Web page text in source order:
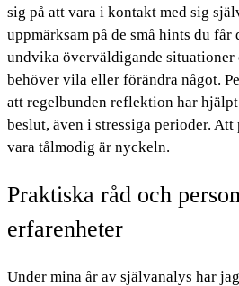
sig på att vara i kontakt med sig
uppmärksam på de små hints du
undvika överväldigande situationer
behöver vila eller förändra något.
att regelbunden reflektion har
beslut, även i stressiga perioder.
vara tålmodig är nyckeln.
Praktiska råd och
erfarenheter
Under mina år av självanalys har